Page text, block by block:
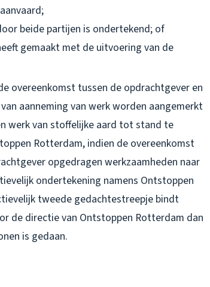
beide partijen is ondertekend; of
gemaakt met de uitvoering van de
overeenkomst tussen de opdrachtgever en
aanneming van werk worden aangemerkt
werk van stoffelijke aard tot stand te
Rotterdam, indien de overeenkomst
opgedragen werkzaamheden naar
ondertekening namens Ontstoppen
tweede gedachtestreepje bindt
de directie van Ontstoppen Rotterdam dan
is gedaan.